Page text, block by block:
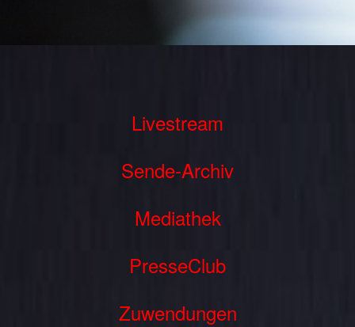
Livestream
Sende-Archiv
Mediathek
PresseClub
Zuwendungen